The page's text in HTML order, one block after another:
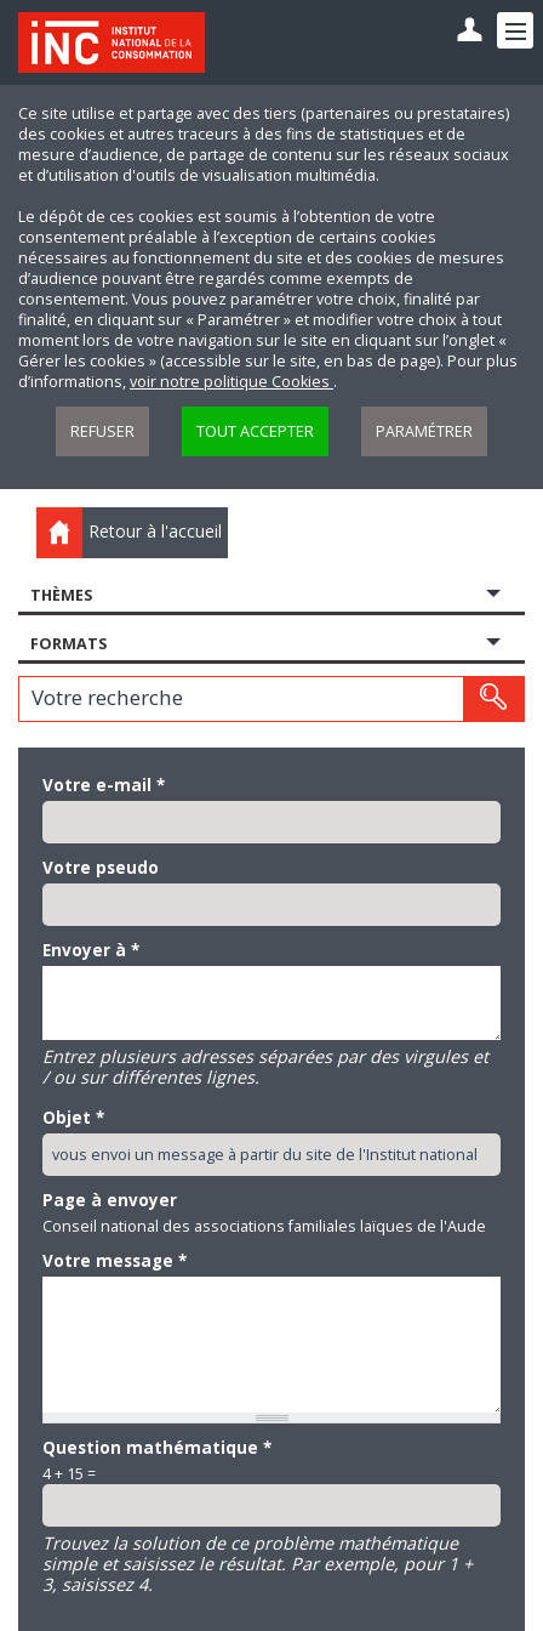
Ce site utilise et partage avec des tiers (partenaires ou prestataires)
des cookies et autres traceurs à des fins de statistiques et de
mesure d’audience, de partage de contenu sur les réseaux sociaux
et d’utilisation d'outils de visualisation multimédia.
Le dépôt de ces cookies est soumis à l’obtention de votre
consentement préalable à l’exception de certains cookies
nécessaires au fonctionnement du site et des cookies de mesures
d’audience pouvant être regardés comme exempts de
consentement. Vous pouvez paramétrer votre choix, finalité par
finalité, en cliquant sur « Paramétrer » et modifier votre choix à tout
moment lors de votre navigation sur le site en cliquant sur l’onglet «
Gérer les cookies » (accessible sur le site, en bas de page). Pour plus
d’informations,voir notre politique Cookies .
REFUSER TOUT ACCEPTER PARAMÉTRER
Retour à l'accueil
THÈMES
FORMATS
Votre recherche
Votre e-mail *
Votre pseudo
Envoyer à *
Entrez plusieurs adresses séparées par des virgules et
/ ou sur différentes lignes.
Objet *
Page à envoyer
Conseil national des associations familiales laïques de l'Aude
Votre message *
Question mathématique *
4 + 15 =
Trouvez la solution de ce problème mathématique
simple et saisissez le résultat. Par exemple, pour 1 +
3, saisissez 4.